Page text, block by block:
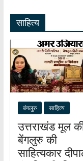
A
p
p
o
k
e
dI
n
साहित्य
बंगलुरु साहित्य
उत्तराखंड मूल
बेंगलुरु की
साहित्यकार